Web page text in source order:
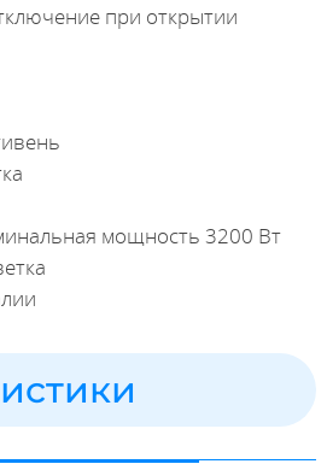
при открытии
мощность 3200 Вт